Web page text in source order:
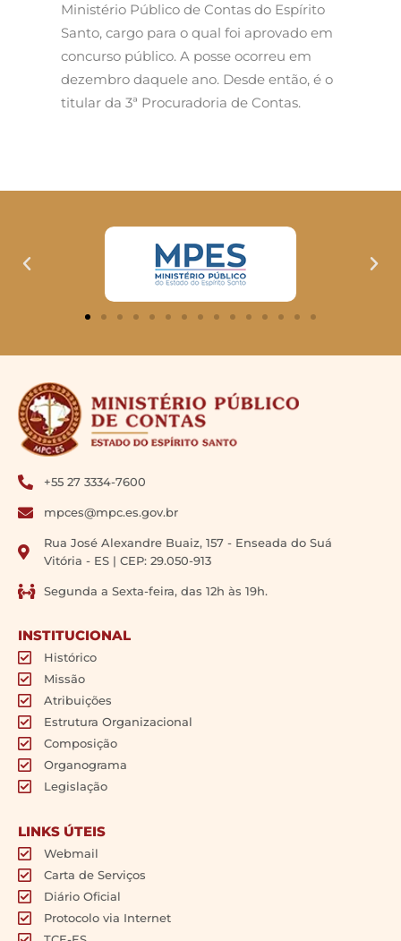
Ministério Público de Contas do Espírito
Santo, cargo para o qual foi aprovado em
concurso público. A posse ocorreu em
dezembro daquele ano. Desde então, é o
titular da 3ª Procuradoria de Contas.
+55 27 3334-7600
mpces@mpc.es.gov.br
Rua José Alexandre Buaiz, 157 - Enseada do Suá
Vitória - ES | CEP: 29.050-913
Segunda a Sexta-feira, das 12h às 19h.
INSTITUCIONAL
Histórico
Missão
Atribuições
Estrutura Organizacional
Composição
Organograma
Legislação
LINKS ÚTEIS
Webmail
Carta de Serviços
Diário Oficial
Protocolo via Internet